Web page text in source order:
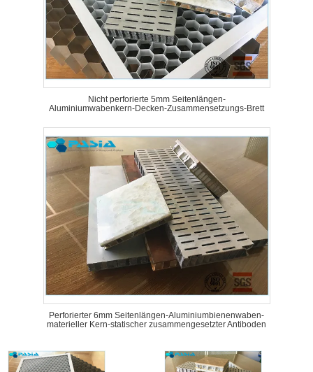
Nicht perforierte 5mm Seitenlängen-
Aluminiumwabenkern-Decken-Zusammensetzungs-Brett
Perforierter 6mm Seitenlängen-Aluminiumbienenwaben-
materieller Kern-statischer zusammengesetzter Antiboden